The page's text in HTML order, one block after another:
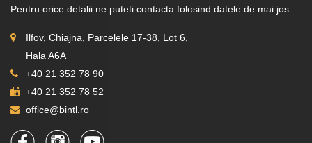
Pentru orice detalii ne puteti contacta folosind datele de mai jos:
Ilfov, Chiajna, Parcelele 17-38, Lot 6,
Hala A6A
+40 21 352 78 90
+40 21 352 78 52
office@bintl.ro